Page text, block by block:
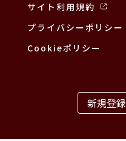
サイト利用規約
プライバシーポリシー
Cookieポリシー
新規登録